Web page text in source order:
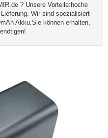
? Unsere Vorteile:hoche
Wir sind spezialisiert
Akku.Sie können erhalten,